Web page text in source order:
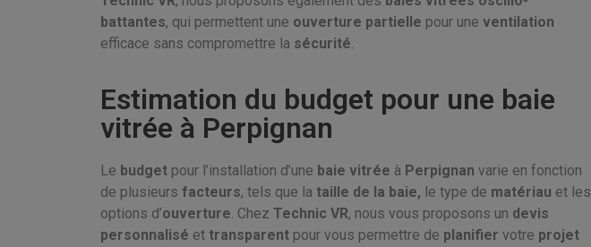
battantes, qui permettent une ouverture partielle pour une ventilation
efficace sans compromettre la sécurité.
Estimation du budget pour une baie
vitrée à Perpignan
Le budget pour l’installation d’une baie vitrée à Perpignan varie en fonction
de plusieurs facteurs, tels que la taille de la baie, le type de matériau et les
options d’ouverture. Chez Technic VR, nous vous proposons un devis
personnalisé et transparent pour vous permettre de planifier votre projet